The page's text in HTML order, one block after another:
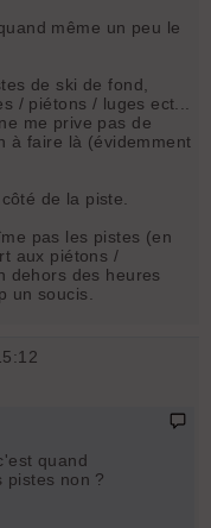
même un peu le
de ski de fond,
/ piétons / luges ect...
me prive pas de
à faire là (évidemment
de la piste.
pas les pistes (en
aux piétons /
dehors des heures
un soucis.
quand
pistes non ?